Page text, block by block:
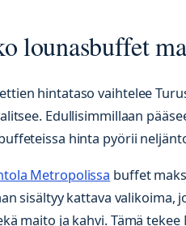
lounasbuffet
hintataso vaihtelee
Edullisimmillaan
hinta pyörii
Metropolissa buffet
sisältyy kattava valikoima,
maito ja kahvi. Tämä